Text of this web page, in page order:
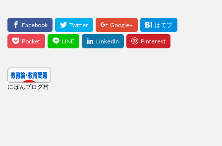
にほんブログ村